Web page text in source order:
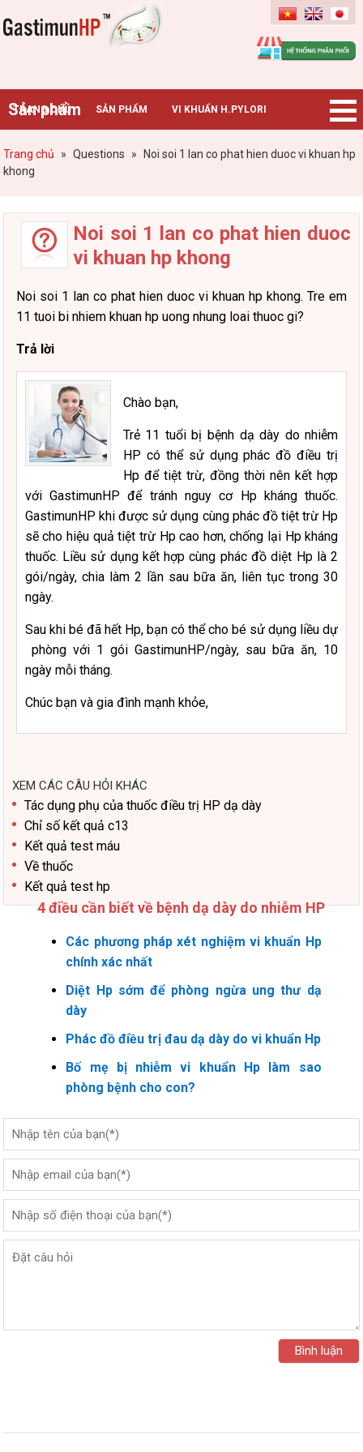
Gastimunhp
Sản phẩm
TRANG CHỦ SẢN PHẨM VI KHUẨN H.PYLORI
BỆNH DẠ DÀY TIN TỨC – SỰ KIỆN HƯỚNG DẪN MUA HÀNG
Trang chủ » Questions »
Noi soi 1 lan co phat hien duoc vi khuan hp
khong
Noi soi 1 lan co phat hien duoc
vi khuan hp khong
Noi soi 1 lan co phat hien duoc vi khuan hp khong. Tre em
11 tuoi bi nhiem khuan hp uong nhung loai thuoc gi?
Trả lời
Chào bạn,
Trẻ 11 tuổi bị bệnh dạ dày do nhiễm
HP có thể sử dụng phác đồ điều trị
Hp để tiệt trừ, đồng thời nên kết hợp
với GastimunHP để tránh nguy cơ Hp kháng thuốc.
GastimunHP khi được sử dụng cùng phác đồ tiệt trừ Hp
sẽ cho hiệu quả tiệt trừ Hp cao hơn, chống lại Hp kháng
thuốc. Liều sử dụng kết hợp cùng phác đồ diệt Hp là 2
gói/ngày, chia làm 2 lần sau bữa ăn, liên tục trong 30
ngày.
Sau khi bé đã hết Hp, bạn có thể cho bé sử dụng liều dự
phòng với 1 gói GastimunHP/ngày, sau bữa ăn, 10
ngày mỗi tháng.
Chúc bạn và gia đình mạnh khỏe,
XEM CÁC CÂU HỎI KHÁC
Tác dụng phụ của thuốc điều trị HP dạ dày
Chỉ số kết quả c13
Kết quả test máu
Về thuốc
Kết quả test hp
4 điều cần biết về bệnh dạ dày do nhiễm HP
Các phương pháp xét nghiệm vi khuẩn Hp
chính xác nhất
Diệt Hp sớm để phòng ngừa ung thư dạ
dày
Phác đồ điều trị đau dạ dày do vi khuẩn Hp
Bố mẹ bị nhiễm vi khuẩn Hp làm sao
phòng bệnh cho con?